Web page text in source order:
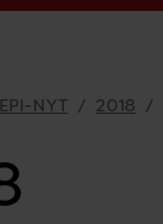
EPI-NYT 2018